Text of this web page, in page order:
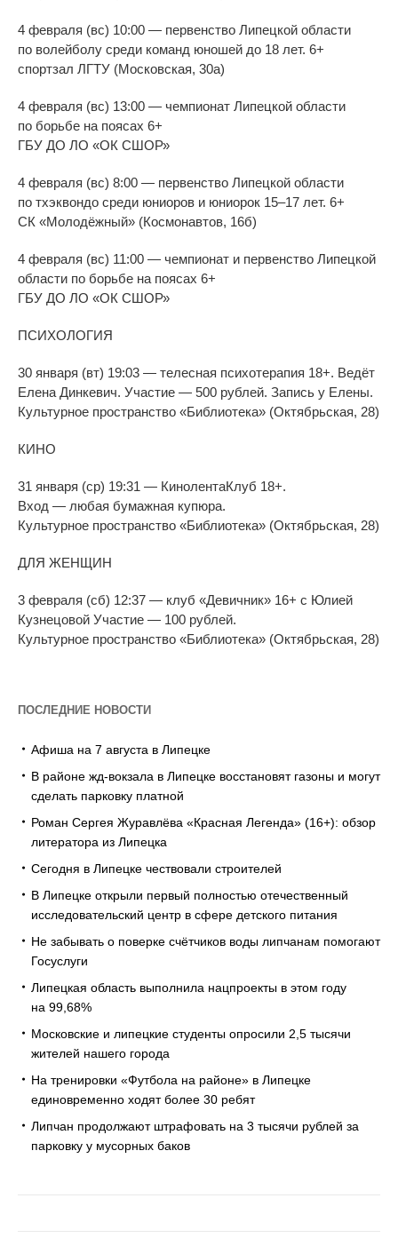
4 февраля (вс) 10:00 — первенство Липецкой области
по волейболу среди команд юношей до 18 лет. 6+
спортзал ЛГТУ (Московская, 30а)
4 февраля (вс) 13:00 — чемпионат Липецкой области
по борьбе на поясах 6+
ГБУ ДО ЛО «ОК СШОР»
4 февраля (вс) 8:00 — первенство Липецкой области
по тхэквондо среди юниоров и юниорок 15–17 лет. 6+
СК «Молодёжный» (Космонавтов, 16б)
4 февраля (вс) 11:00 — чемпионат и первенство Липецкой
области по борьбе на поясах 6+
ГБУ ДО ЛО «ОК СШОР»
ПСИХОЛОГИЯ
30 января (вт) 19:03 — телесная психотерапия 18+. Ведёт
Елена Динкевич. Участие — 500 рублей. Запись у Елены.
Культурное пространство «Библиотека» (Октябрьская, 28)
КИНО
31 января (ср) 19:31 — КинолентаКлуб 18+.
Вход — любая бумажная купюра.
Культурное пространство «Библиотека» (Октябрьская, 28)
ДЛЯ ЖЕНЩИН
3 февраля (сб) 12:37 — клуб «Девичник» 16+ с Юлией
Кузнецовой Участие — 100 рублей.
Культурное пространство «Библиотека» (Октябрьская, 28)
ПОСЛЕДНИЕ НОВОСТИ
Афиша на 7 августа в Липецке
В районе жд-вокзала в Липецке восстановят газоны и могут
сделать парковку платной
Роман Сергея Журавлёва «Красная Легенда» (16+): обзор
литератора из Липецка
Сегодня в Липецке чествовали строителей
В Липецке открыли первый полностью отечественный
исследовательский центр в сфере детского питания
Не забывать о поверке счётчиков воды липчанам помогают
Госуслуги
Липецкая область выполнила нацпроекты в этом году
на 99,68%
Московские и липецкие студенты опросили 2,5 тысячи
жителей нашего города
На тренировки «Футбола на районе» в Липецке
единовременно ходят более 30 ребят
Липчан продолжают штрафовать на 3 тысячи рублей за
парковку у мусорных баков